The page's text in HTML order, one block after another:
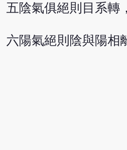
五陰氣俱絕則目系轉
六陽氣絕則陰與陽相